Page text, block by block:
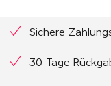
Sichere
30 Tage